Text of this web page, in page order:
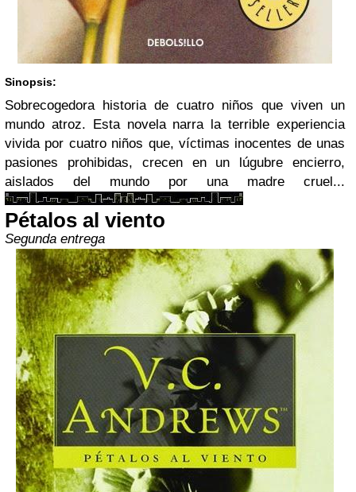
Sinopsis:
Sobrecogedora historia de cuatro niños que viven un
mundo atroz. Esta novela narra la terrible experiencia
vivida por cuatro niños que, víctimas inocentes de unas
pasiones prohibidas, crecen en un lúgubre encierro,
aislados del mundo por una madre cruel...
Pétalos al viento
Segunda entrega